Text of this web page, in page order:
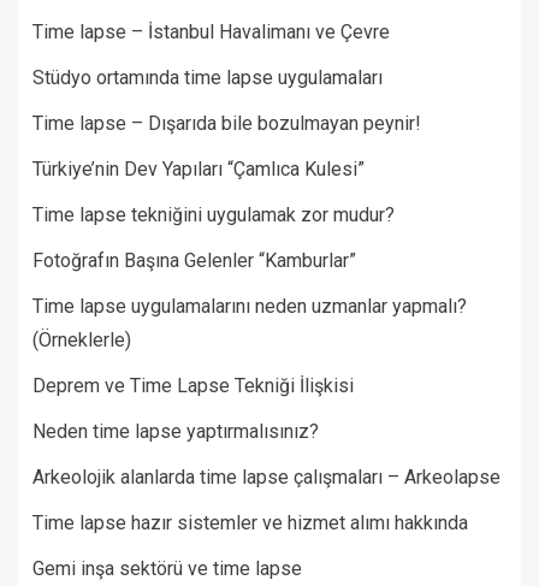
Time lapse – İstanbul Havalimanı ve Çevre
Stüdyo ortamında time lapse uygulamaları
Time lapse – Dışarıda bile bozulmayan peynir!
Türkiye’nin Dev Yapıları “Çamlıca Kulesi”
Time lapse tekniğini uygulamak zor mudur?
Fotoğrafın Başına Gelenler “Kamburlar”​
Time lapse uygulamalarını neden uzmanlar yapmalı?
(Örneklerle)
Deprem ve Time Lapse Tekniği İlişkisi
Neden time lapse yaptırmalısınız?
Arkeolojik alanlarda time lapse çalışmaları – Arkeolapse
Time lapse hazır sistemler ve hizmet alımı hakkında
Gemi inşa sektörü ve time lapse